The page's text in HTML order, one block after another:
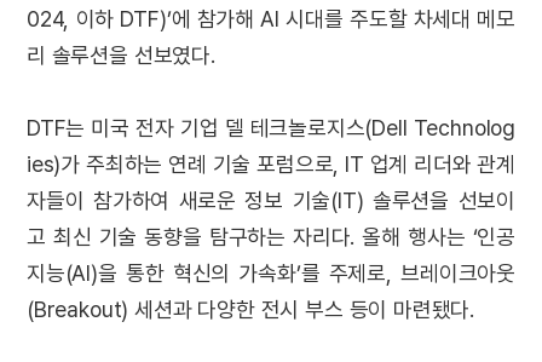
024, 이하 DTF)’에 참가해 AI 시대를 주도할 차세대 메모
리 솔루션을 선보였다.
DTF는 미국 전자 기업 델 테크놀로지스(Dell Technolog
ies)가 주최하는 연례 기술 포럼으로, IT 업계 리더와 관계
자들이 참가하여 새로운 정보 기술(IT) 솔루션을 선보이
고 최신 기술 동향을 탐구하는 자리다. 올해 행사는 ‘인공
지능(AI)을 통한 혁신의 가속화’를 주제로, 브레이크아웃
(Breakout) 세션과 다양한 전시 부스 등이 마련됐다.